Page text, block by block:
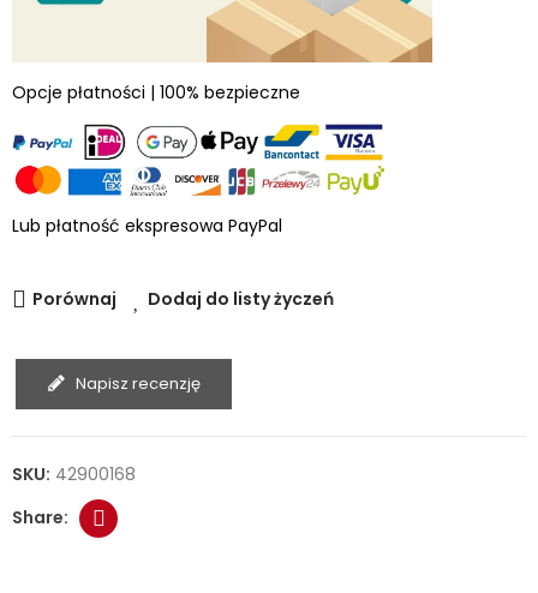
Opcje płatności | 100% bezpieczne
Lub płatność ekspresowa PayPal
Porównaj Dodaj do listy życzeń
Napisz recenzję
SKU: 42900168